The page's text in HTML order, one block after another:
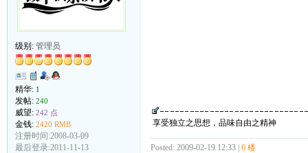
级别: 管理员
精华: 1
发帖: 240
威望: 242 点
金钱: 2420 RMB
注册时间:2008-03-09
最后登录:2011-11-13
享受独立之思想，品味自由之精神
Posted: 2009-02-19 12:33 | 6 楼